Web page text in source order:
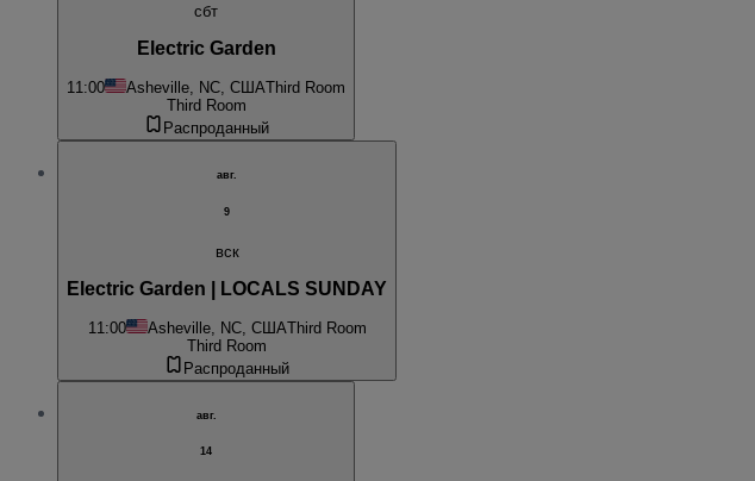
сбт
Electric Garden
11:00 Asheville, NC, СШАThird Room
Third Room
Распроданный
авг.
9
вск
Electric Garden | LOCALS SUNDAY
11:00 Asheville, NC, СШАThird Room
Third Room
Распроданный
авг.
14